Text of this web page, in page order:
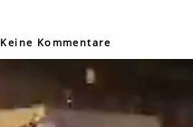
Keine Kommentare